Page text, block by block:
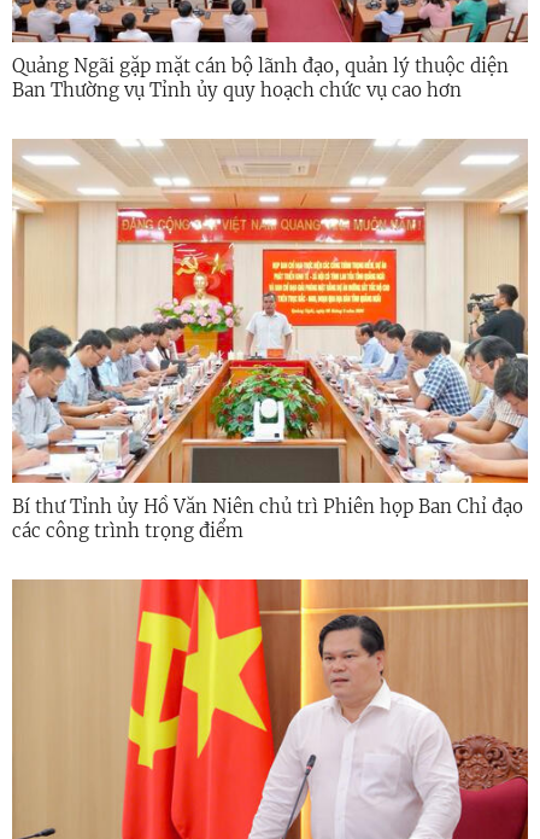
Quảng Ngãi gặp mặt cán bộ lãnh đạo, quản lý thuộc diện
Ban Thường vụ Tỉnh ủy quy hoạch chức vụ cao hơn
Bí thư Tỉnh ủy Hồ Văn Niên chủ trì Phiên họp Ban Chỉ đạo
các công trình trọng điểm